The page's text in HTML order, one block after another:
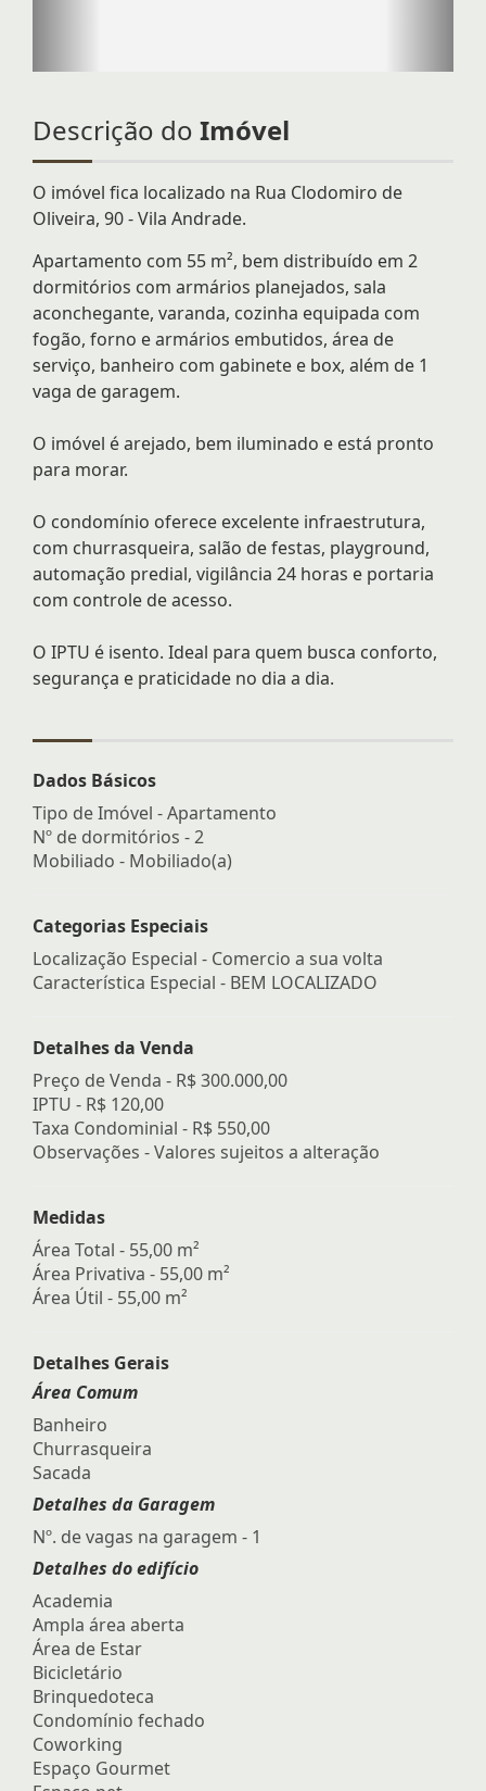
Descrição do Imóvel
O imóvel fica localizado na Rua Clodomiro de
Oliveira, 90 - Vila Andrade.
Apartamento com 55 m², bem distribuído em 2
dormitórios com armários planejados, sala
aconchegante, varanda, cozinha equipada com
fogão, forno e armários embutidos, área de
serviço, banheiro com gabinete e box, além de 1
vaga de garagem.
O imóvel é arejado, bem iluminado e está pronto
para morar.
O condomínio oferece excelente infraestrutura,
com churrasqueira, salão de festas, playground,
automação predial, vigilância 24 horas e portaria
com controle de acesso.
O IPTU é isento. Ideal para quem busca conforto,
segurança e praticidade no dia a dia.
Dados Básicos
Tipo de Imóvel - Apartamento
Nº de dormitórios - 2
Mobiliado - Mobiliado(a)
Categorias Especiais
Localização Especial - Comercio a sua volta
Característica Especial - BEM LOCALIZADO
Detalhes da Venda
Preço de Venda - R$ 300.000,00
IPTU - R$ 120,00
Taxa Condominial - R$ 550,00
Observações - Valores sujeitos a alteração
Medidas
Área Total - 55,00 m²
Área Privativa - 55,00 m²
Área Útil - 55,00 m²
Detalhes Gerais
Área Comum
Banheiro
Churrasqueira
Sacada
Detalhes da Garagem
Nº. de vagas na garagem - 1
Detalhes do edifício
Academia
Ampla área aberta
Área de Estar
Bicicletário
Brinquedoteca
Condomínio fechado
Coworking
Espaço Gourmet